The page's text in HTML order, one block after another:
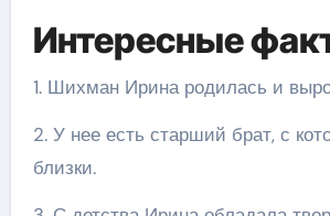
Интересные
1. Шихман Ирина родилась и
2. У нее есть старший брат, с
близки.